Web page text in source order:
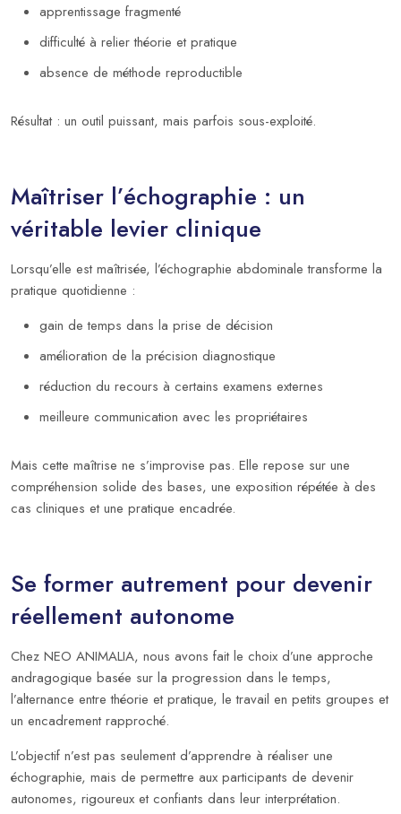
apprentissage fragmenté
difficulté à relier théorie et pratique
absence de méthode reproductible
Résultat : un outil puissant, mais parfois sous-exploité.
Maîtriser l’échographie : un
véritable levier clinique
Lorsqu’elle est maîtrisée, l’échographie abdominale transforme la
pratique quotidienne :
gain de temps dans la prise de décision
amélioration de la précision diagnostique
réduction du recours à certains examens externes
meilleure communication avec les propriétaires
Mais cette maîtrise ne s’improvise pas. Elle repose sur une
compréhension solide des bases, une exposition répétée à des
cas cliniques et une pratique encadrée.
Se former autrement pour devenir
réellement autonome
Chez NEO ANIMALIA, nous avons fait le choix d’une approche
andragogique basée sur la progression dans le temps,
l’alternance entre théorie et pratique, le travail en petits groupes et
un encadrement rapproché.
L’objectif n’est pas seulement d’apprendre à réaliser une
échographie, mais de permettre aux participants de devenir
autonomes, rigoureux et confiants dans leur interprétation.